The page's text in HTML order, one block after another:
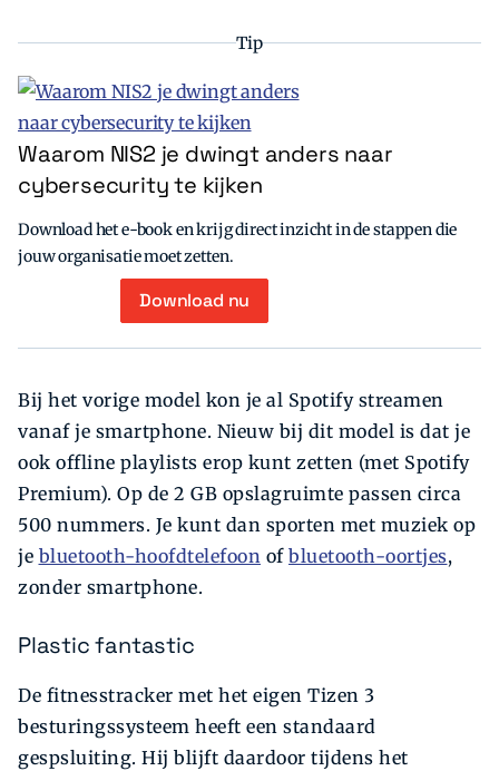
Tip
Waarom NIS2 je dwingt anders naar
cybersecurity te kijken
Download het e-book en krijg direct inzicht in de stappen die
jouw organisatie moet zetten.
Download nu
Bij het vorige model kon je al Spotify streamen
vanaf je smartphone. Nieuw bij dit model is dat je
ook offline playlists erop kunt zetten (met Spotify
Premium). Op de 2 GB opslagruimte passen circa
500 nummers. Je kunt dan sporten met muziek op
je bluetooth-hoofdtelefoon of bluetooth-oortjes,
zonder smartphone.
Plastic fantastic
De fitnesstracker met het eigen Tizen 3
besturingssysteem heeft een standaard
gespsluiting. Hij blijft daardoor tijdens het